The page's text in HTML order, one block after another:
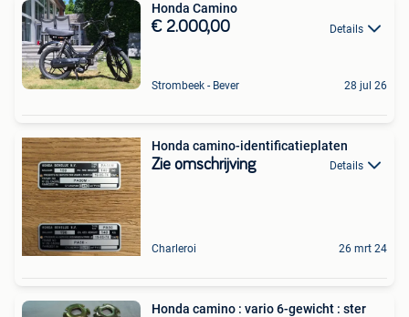
Honda Camino
€ 2.000,00 Details
Strombeek - Bever 28 jul 26
Honda camino-identificatieplaten
Zie omschrijving Details
Charleroi 26 mrt 24
Honda camino : vario 6-gewicht : ster